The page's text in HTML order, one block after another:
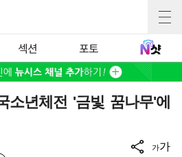
섹션 포토
소년체전 '금빛 꿈나무'에
가가